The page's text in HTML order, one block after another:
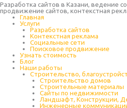
Разработка сайтов в Казани, ведение
продвижение сайтов, контекстная
Главная
Услуги
Разработка сайтов
Контекстная реклама
Социальные сети
Поисковое продвижение
Узнать стоимость
Блог
Наши работы
Строительство,
Строительство домов
Строительные материалы
Сайты по недвижимости
Ландшафт, Конструкции,
Инженерные